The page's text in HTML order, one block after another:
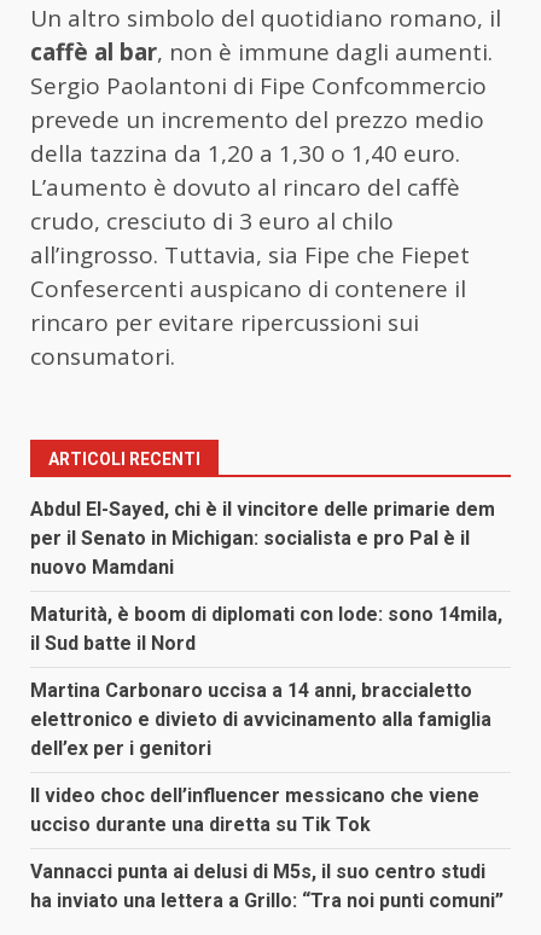
Un altro simbolo del quotidiano romano, il
caffè al bar, non è immune dagli aumenti.
Sergio Paolantoni di Fipe Confcommercio
prevede un incremento del prezzo medio
della tazzina da 1,20 a 1,30 o 1,40 euro.
L’aumento è dovuto al rincaro del caffè
crudo, cresciuto di 3 euro al chilo
all’ingrosso. Tuttavia, sia Fipe che Fiepet
Confesercenti auspicano di contenere il
rincaro per evitare ripercussioni sui
consumatori.
ARTICOLI RECENTI
Abdul El-Sayed, chi è il vincitore delle primarie dem
per il Senato in Michigan: socialista e pro Pal è il
nuovo Mamdani
Maturità, è boom di diplomati con lode: sono 14mila,
il Sud batte il Nord
Martina Carbonaro uccisa a 14 anni, braccialetto
elettronico e divieto di avvicinamento alla famiglia
dell’ex per i genitori
Il video choc dell’influencer messicano che viene
ucciso durante una diretta su Tik Tok
Vannacci punta ai delusi di M5s, il suo centro studi
ha inviato una lettera a Grillo: “Tra noi punti comuni”